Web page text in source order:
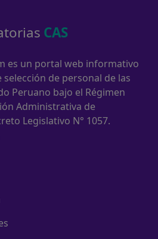
CAS
es un portal web informativo
de personal de las
Peruano bajo el Régimen
Administrativa de
Legislativo N° 1057.